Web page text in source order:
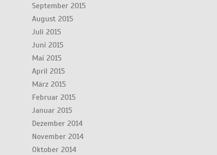
September 2015
August 2015
Juli 2015
Juni 2015
Mai 2015
April 2015
März 2015
Februar 2015
Januar 2015
Dezember 2014
November 2014
Oktober 2014